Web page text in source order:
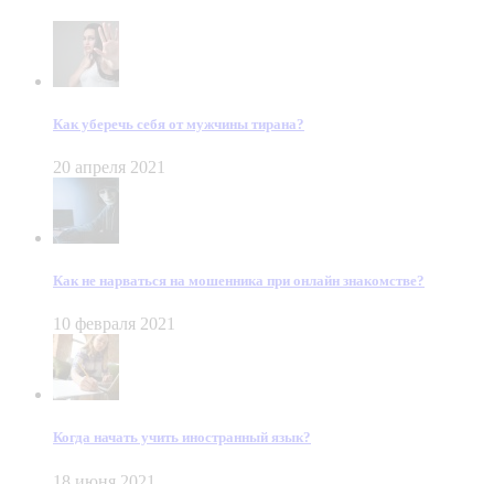
Как уберечь себя от мужчины тирана?
20 апреля 2021
Как не нарваться на мошенника при онлайн знакомстве?
10 февраля 2021
Когда начать учить иностранный язык?